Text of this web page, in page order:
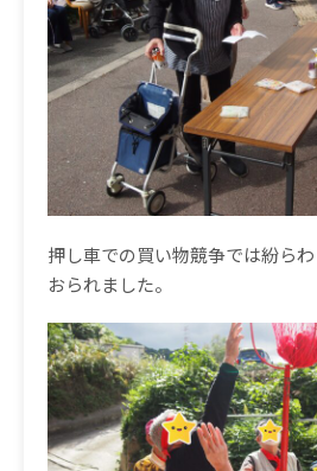
押し車での買い物競争では紛ら
おられました。